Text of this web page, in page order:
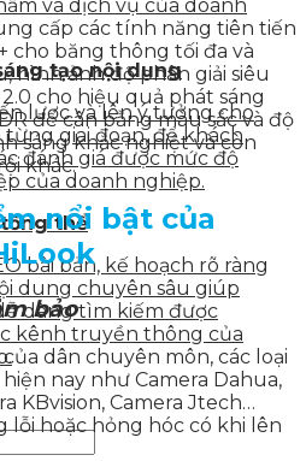
và dịch vụ của doanh
tạo nội dung
lược và lên ý tưởng cho
giai đoạn, để khách
đánh giá được mức độ
của doanh nghiệp.
thể
bài bản, kế hoạch rõ ràng
dung chuyên sâu giúp
dàng tìm kiếm được
kênh truyền thông của
cấp các tính năng tiên tiến
cho băng thông tối đa và
hình ảnh độ phân giải siêu
cho hiệu quả phát sáng
để cân bằng màu sắc và độ
sáng khắc nghiệt và còn
khác.
nổi bật của
bảo
dân chuyên môn, các loại
nay như Camera Dahua,
KBvision, Camera Jtech…
hoặc hỏng hóc có khi lên